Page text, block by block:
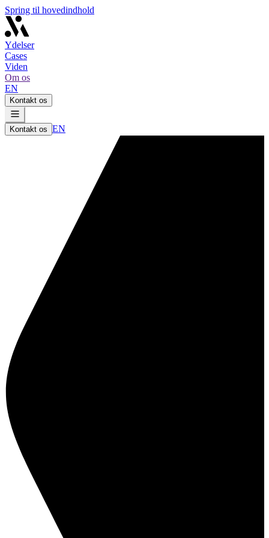
Spring til hovedindhold
Ydelser
Cases
Viden
Om os
EN
Kontakt os
Kontakt os EN